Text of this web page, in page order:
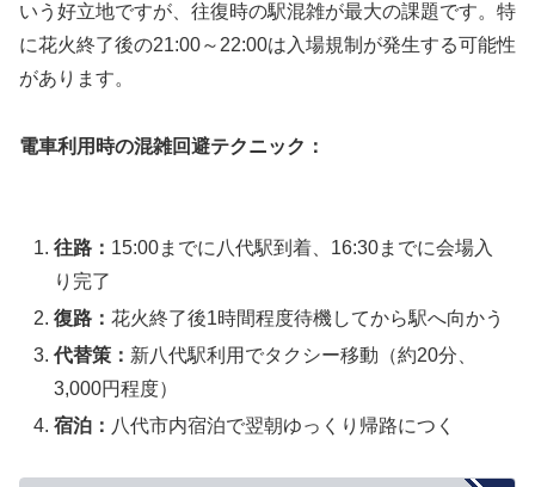
いう好立地ですが、 往復時の駅混雑が最大の課題です。特
に花火終了後の21:00～22:00は入場規制が発生する可能性
があります。
電車利用時の混雑回避テクニック：
往路： 15:00までに八代駅到着、16:30までに会場入
り完了
復路：花火終了後1時間程度待機してから駅へ向かう
代替策： 新八代駅利用でタクシー移動（約20分、
3,000円程度）
宿泊： 八代市内宿泊で翌朝ゆっくり帰路につく